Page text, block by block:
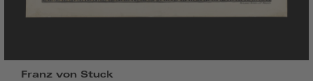
Franz von Stuck